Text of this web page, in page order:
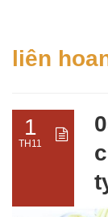
liên
1
TH11